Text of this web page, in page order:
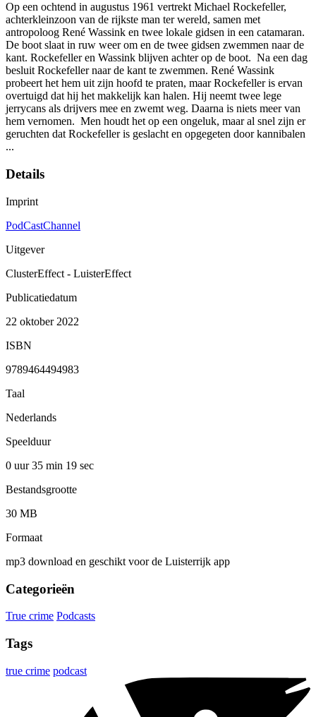
Op een ochtend in augustus 1961 vertrekt Michael Rockefeller,
achterkleinzoon van de rijkste man ter wereld, samen met
antropoloog René Wassink en twee lokale gidsen in een catamaran.⁠
De boot slaat in ruw weer om en de twee gidsen zwemmen naar de
kant. Rockefeller en Wassink blijven achter op de boot. ⁠ Na een dag
besluit Rockefeller naar de kant te zwemmen. René Wassink
probeert het hem uit zijn hoofd te praten, maar Rockefeller is ervan
overtuigd dat hij het makkelijk kan halen. Hij neemt twee lege
jerrycans als drijvers mee en zwemt weg. Daarna is niets meer van
hem vernomen. ⁠ Men houdt het op een ongeluk, maar al snel zijn er
geruchten dat Rockefeller is geslacht en opgegeten door kannibalen
...⁠
Details
Imprint
PodCastChannel
Uitgever
ClusterEffect - LuisterEffect
Publicatiedatum
22 oktober 2022
ISBN
9789464494983
Taal
Nederlands
Speelduur
0 uur 35 min 19 sec
Bestandsgrootte
30 MB
Formaat
mp3 download en geschikt voor de Luisterrijk app
Categorieën
True crime Podcasts
Tags
true crime podcast